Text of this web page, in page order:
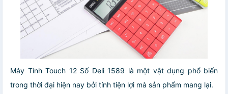
Máy Tính Touch 12 Số Deli 1589 là một vật dụng phổ biến
trong thời đại hiện nay bởi tính tiện lợi mà sản phẩm mang lại.